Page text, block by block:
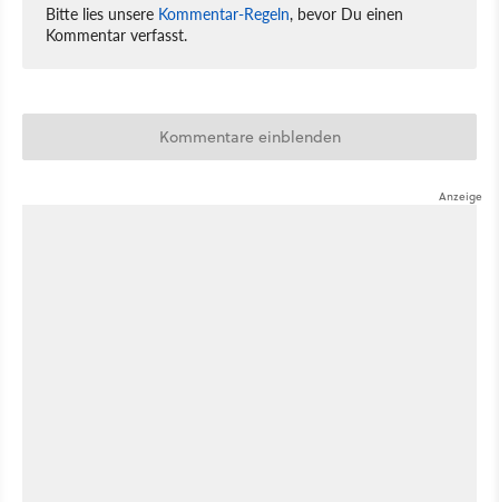
Bitte lies unsere Kommentar-Regeln, bevor Du einen
Kommentar verfasst.
Kommentare einblenden